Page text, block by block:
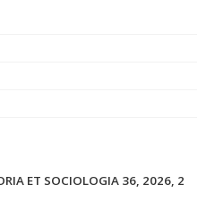
ET SOCIOLOGIA 36, 2026, 2